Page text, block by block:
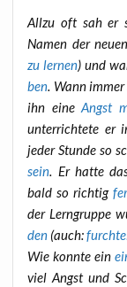
All­zu oft sah er
Namen der
zu ler­nen) und
ben. Wann
ihn eineAngst
unter­rich­te­te er
jeder Stun­de so
sein. Er hat­te
bald so rich­tig
der Lern­grup­pe
den (auch:
Wie konn­te ein
viel Angst und